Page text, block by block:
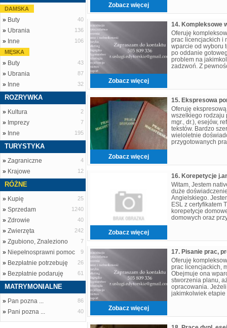
DAMSKA
» Buty 40
» Ubrania 136
» Inne
106
MĘSKA
» Buty 43
» Ubrania 87
» Inne 32
ROZRYWKA
» Kultura 2
» Imprezy 7
» Inne 195
TURYSTYKA
» Zagraniczne 4
» Krajowe 12
RÓŻNE
» Kupię 25
» Sprzedam 1240
» Zdrowie 40
» Zwierzęta 242
» Zgubiono, Znaleziono 7
» Niepełnosprawni pomoc 9
» Bezpłatnie potrzebuję 26
» Bezpłatnie podaruję 61
MATRYMONIALNE
» Pan pozna ... 86
» Pani pozna ... 40
Zobacz więcej
Zobacz więcej
Oferuję
prac licencjackich i
wparcie od wyboru
po oddanie
problem na
zadzwoń. Z
Zobacz więcej
Oferuję
wszelkiego rodzaju
mgr., dr.), esejów,
tekstów. Bardzo
wieloletnie
przygotowanych
Zobacz więcej
Witam, Jestem
duże
Angielskiego.
ESL z certyfikatem
korepetycje
domowych oraz
Zobacz więcej
Oferuję
prac licencjackich,
Obejmuje ona
stworzenia planu,
opracowania.
jakimkolwiek